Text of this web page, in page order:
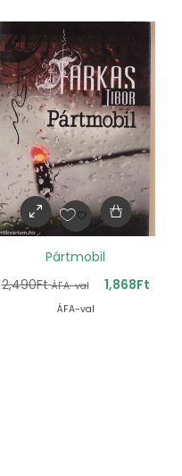
Pártmobil
2,490Ft ÁFA-val 1,868Ft
ÁFA-val